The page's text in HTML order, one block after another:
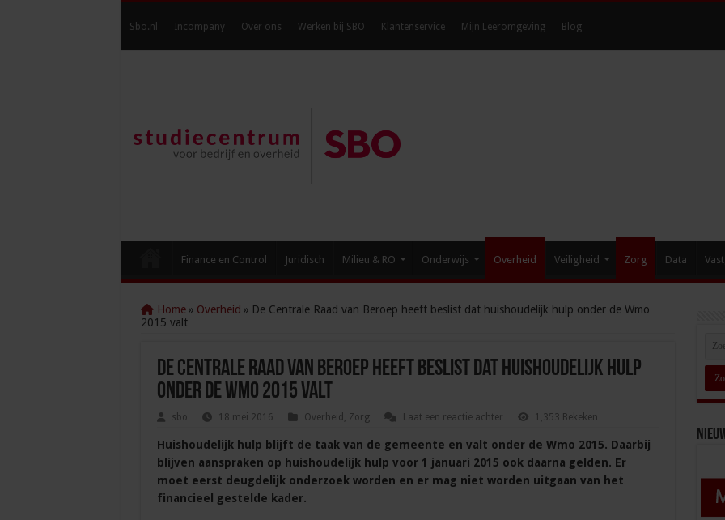
Sbo.nl Incompany Over ons Werken bij SBO Klantenservice Mijn Leeromgeving Blog
Finance en Control Juridisch Milieu & RO Onderwijs Overheid Veiligheid Zorg Data
Home » Overheid » De Centrale Raad van Beroep heeft beslist dat huishoudelijk hulp onder de Wmo
2015 valt
De Centrale Raad van Beroep heeft beslist dat huishoudelijk hulp
onder de Wmo 2015 valt
sbo 18 mei 2016 Overheid , Zorg Laat een reactie achter 1,353 Bekeken
Huishoudelijk hulp blijft de taak van de gemeente en valt onder de Wmo 2015. Daarbij
blijven aanspraken op huishoudelijk hulp voor 1 januari 2015 ook daarna gelden. Er
moet eerst deugdelijk onderzoek worden en er mag niet worden uitgaan van het
financieel gestelde kader.